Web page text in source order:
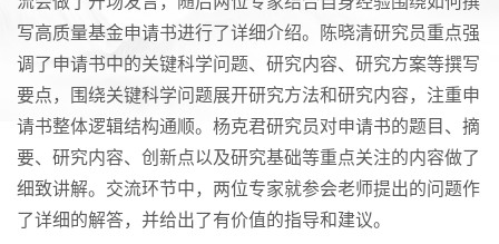
写高质量基金申请书进行了详细介绍。陈晓清研究员重点强
调了申请书中的关键科学问题、研究内容、研究方案等撰写
要点，围绕关键科学问题展开研究方法和研究内容，注重申
请书整体逻辑结构通顺。杨克君研究员对申请书的题目、摘
要、研究内容、创新点以及研究基础等重点关注的内容做了
细致讲解。交流环节中，两位专家就参会老师提出的问题作
了详细的解答，并给出了有价值的指导和建议。